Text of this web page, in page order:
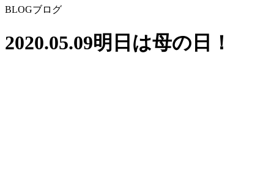
BLOGブログ
2020.05.09明日は母の日！